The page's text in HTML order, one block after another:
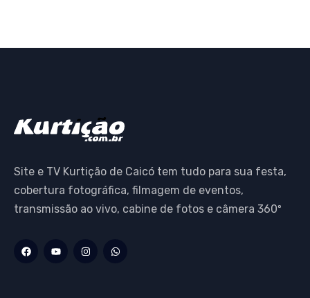
Site e TV Kurtição de Caicó tem tudo para sua festa,
cobertura fotográfica, filmagem de eventos,
transmissão ao vivo, cabine de fotos e câmera 360º